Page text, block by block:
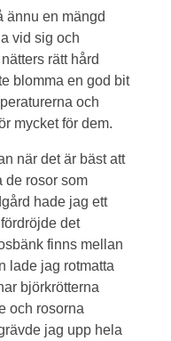
ännu en mängd
vid sig och
rätt hård
blomma en god bit
och
mycket för dem.
när det är bäst att
de rosor som
hade jag ett
det
finns mellan
lade jag rotmatta
björkrötterna
och rosorna
jag upp hela